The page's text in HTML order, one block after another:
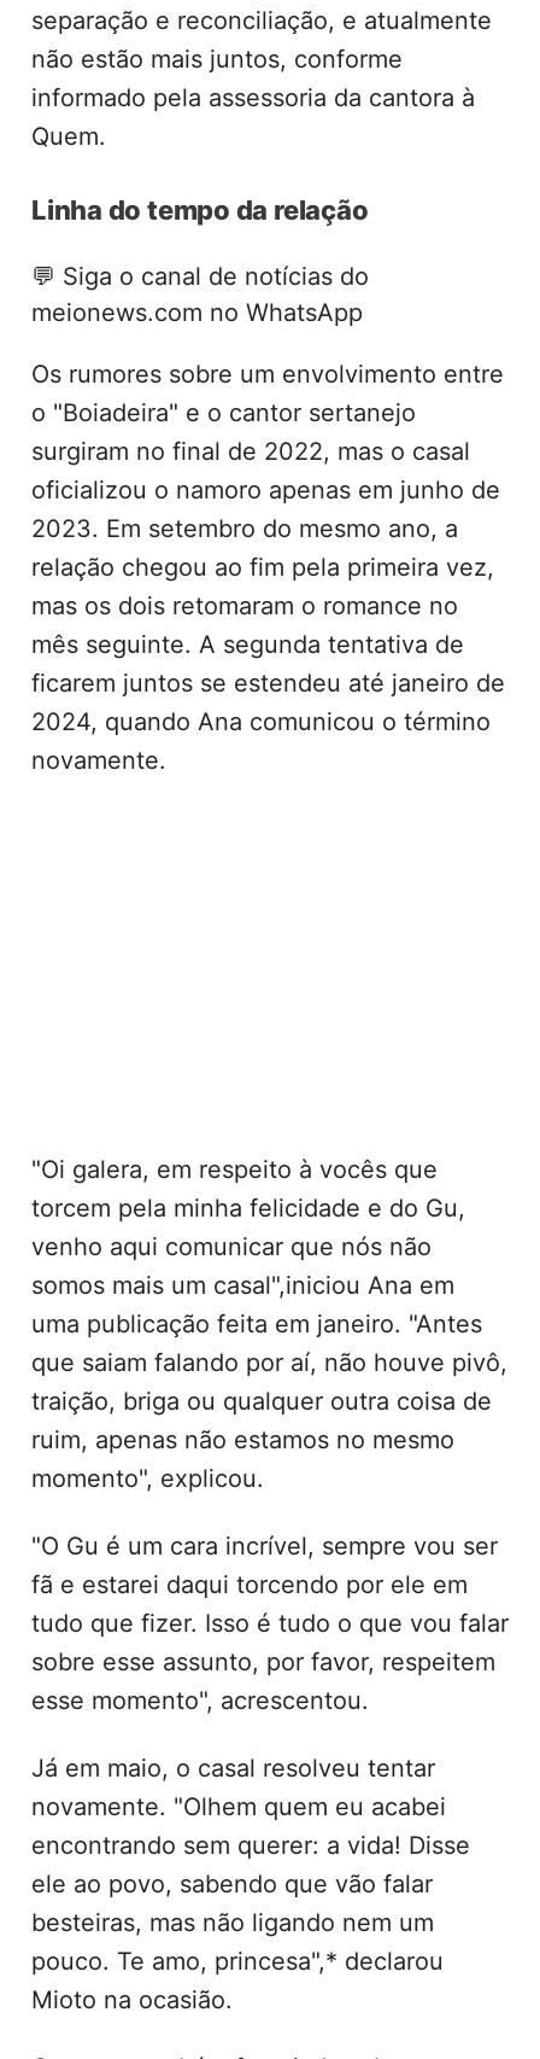
separação e reconciliação, e atualmente
não estão mais juntos, conforme
informado pela assessoria da cantora à
Quem.
Linha do tempo da relação
💬 Siga o canal de notícias do
meionews.com no WhatsApp
Os rumores sobre um envolvimento entre
o "Boiadeira" e o cantor sertanejo
surgiram no final de 2022, mas o casal
oficializou o namoro apenas em junho de
2023. Em setembro do mesmo ano, a
relação chegou ao fim pela primeira vez,
mas os dois retomaram o romance no
mês seguinte. A segunda tentativa de
ficarem juntos se estendeu até janeiro de
2024, quando Ana comunicou o término
novamente.
"Oi galera, em respeito à vocês que
torcem pela minha felicidade e do Gu,
venho aqui comunicar que nós não
somos mais um casal",iniciou Ana em
uma publicação feita em janeiro. "Antes
que saiam falando por aí, não houve pivô,
traição, briga ou qualquer outra coisa de
ruim, apenas não estamos no mesmo
momento", explicou.
"O Gu é um cara incrível, sempre vou ser
fã e estarei daqui torcendo por ele em
tudo que fizer. Isso é tudo o que vou falar
sobre esse assunto, por favor, respeitem
esse momento", acrescentou.
Já em maio, o casal resolveu tentar
novamente. "Olhem quem eu acabei
encontrando sem querer: a vida! Disse
ele ao povo, sabendo que vão falar
besteiras, mas não ligando nem um
pouco. Te amo, princesa",* declarou
Mioto na ocasião.